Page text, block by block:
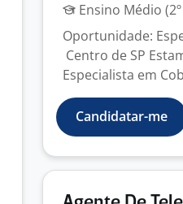
Ensino Médio
Oportunidade:
Centro de SP
Especialista em
Candidatar-me